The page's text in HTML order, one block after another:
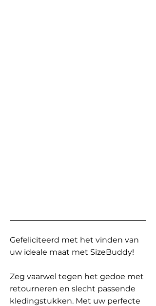
Gefeliciteerd met het vinden van
uw ideale maat met SizeBuddy!
Zeg vaarwel tegen het gedoe met
retourneren en slecht passende
kledingstukken. Met uw perfecte